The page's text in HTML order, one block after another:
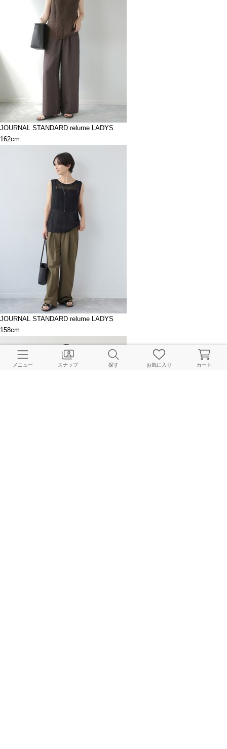
JOURNAL STANDARD relume LADYS
162cm
JOURNAL STANDARD relume LADYS
158cm
メニュー スナップ 探す お気に入り カート